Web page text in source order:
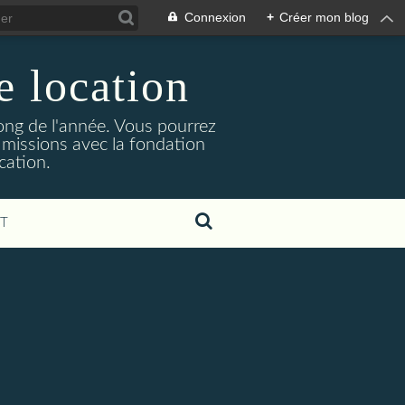
Connexion + Créer mon blog
location
de l'année. Vous pourrez
avec la fondation